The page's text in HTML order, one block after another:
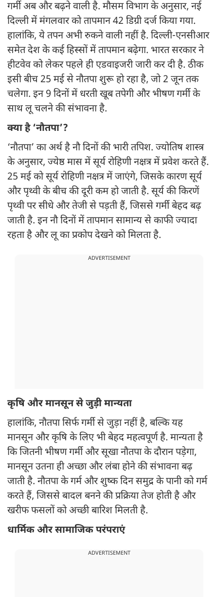
गर्मी अब और बढ़ने वाली है. मौसम विभाग के अनुसार, नई
दिल्ली में मंगलवार को तापमान 42 डिग्री दर्ज किया गया.
हालांकि, ये तपन अभी रुकने वाली नहीं है. दिल्ली-एनसीआर
समेत देश के कई हिस्सों में तापमान बढ़ेगा. भारत सरकार ने
हीटवेव को लेकर पहले ही एडवाइजरी जारी कर दी है. ठीक
इसी बीच 25 मई से नौतपा शुरू हो रहा है, जो 2 जून तक
चलेगा. इन 9 दिनों में धरती खूब तपेगी और भीषण गर्मी के
साथ लू चलने की संभावना है.
क्या है ‘नौतपा’?
‘नौतपा’ का अर्थ है नौ दिनों की भारी तपिश. ज्योतिष शास्त्र
के अनुसार, ज्येष्ठ मास में सूर्य रोहिणी नक्षत्र में प्रवेश करते हैं.
25 मई को सूर्य रोहिणी नक्षत्र में जाएंगे, जिसके कारण सूर्य
और पृथ्वी के बीच की दूरी कम हो जाती है. सूर्य की किरणें
पृथ्वी पर सीधे और तेजी से पड़ती हैं, जिससे गर्मी बेहद बढ़
जाती है. इन नौ दिनों में तापमान सामान्य से काफी ज्यादा
रहता है और लू का प्रकोप देखने को मिलता है.
ADVERTISEMENT
कृषि और मानसून से जुड़ी मान्यता
हालांकि, नौतपा सिर्फ गर्मी से जुड़ा नहीं है, बल्कि यह
मानसून और कृषि के लिए भी बेहद महत्वपूर्ण है. मान्यता है
कि जितनी भीषण गर्मी और सूखा नौतपा के दौरान पड़ेगा,
मानसून उतना ही अच्छा और लंबा होने की संभावना बढ़
जाती है. नौतपा के गर्म और शुष्क दिन समुद्र के पानी को गर्म
करते हैं, जिससे बादल बनने की प्रक्रिया तेज होती है और
खरीफ फसलों को अच्छी बारिश मिलती है.
धार्मिक और सामाजिक परंपराएं
ADVERTISEMENT